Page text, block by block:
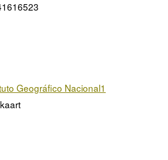
Geográfico Nacional1